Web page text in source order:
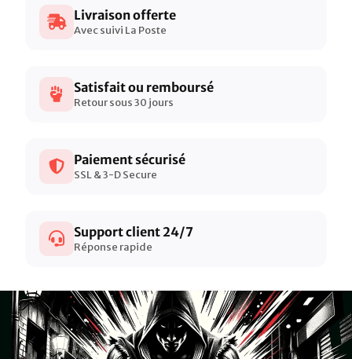
Livraison offerte
Avec suivi La Poste
Satisfait ou remboursé
Retour sous 30 jours
Paiement sécurisé
SSL & 3-D Secure
Support client 24/7
Réponse rapide